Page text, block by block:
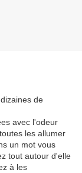
de
avec l'odeur
les allumer
un mot vous
tout autour d'elle
à les